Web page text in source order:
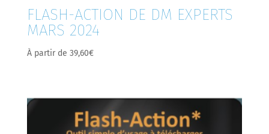
FLASH-ACTION DE DM EXPERTS
MARS 2024
À partir de 39,60€